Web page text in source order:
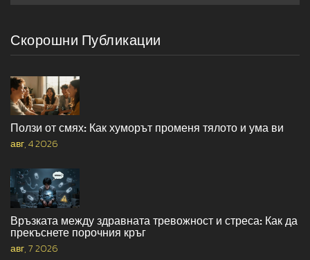
Скорошни Публикации
Ползи от смях: Как хуморът променя тялото и ума ви
авг, 4 2026
Връзката между здравната тревожност и стреса: Как да
прекъснете порочния кръг
авг, 7 2026